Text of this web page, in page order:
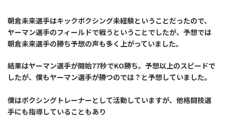
朝倉未来選手はキックボクシング未経験ということだったので、
ヤーマン選手のフィールドで戦うということでしたが、予想では
朝倉未来選手の勝ち予想の声も多く上がっていました。
結果はヤーマン選手が開始77秒でKO勝ち。予想以上のスピードで
したが、僕もヤーマン選手が勝つのでは？と予想していました。
僕はボクシングトレーナーとして活動していますが、他格闘技選
手にも指導していることもあり